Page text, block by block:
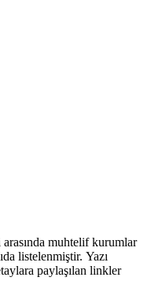
muhtelif kurumlar
listelenmiştir. Yazı
paylaşılan linkler